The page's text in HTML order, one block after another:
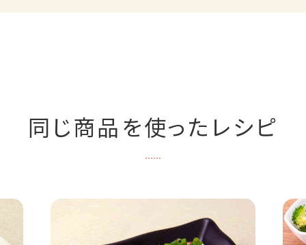
同じ商品を使ったレシピ